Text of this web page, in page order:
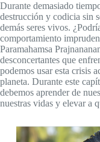
Durante demasiado
destrucción y codicia sin
demás seres vivos.
comportamiento
Paramahamsa
desconcertantes que
podemos usar esta crisis
planeta. Durante este
debemos aprender de
nuestras vidas y elevar a